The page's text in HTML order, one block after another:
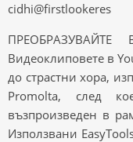
cidhi@firstlookeres
ПРЕОБРАЗУВАЙТЕ
Видеоклиповете в
до страстни хора,
Promolta, след
възпроизведен в
Използвани